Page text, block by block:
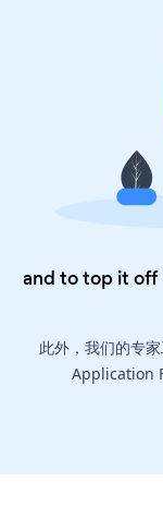
and to top it off
此外，我们的专
Application